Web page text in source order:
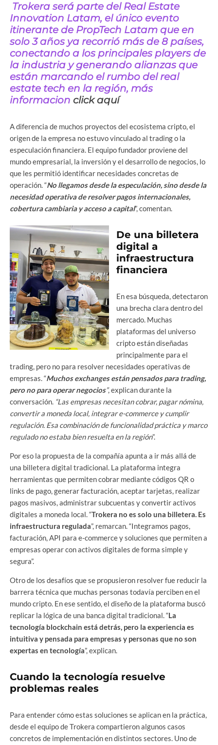
Trokera será parte del Real Estate
Innovation Latam, el único evento
itinerante de PropTech Latam que en
solo 3 años ya recorrió más de 8 países,
conectando a los principales players de
la industria y generando alianzas que
están marcando el rumbo del real
estate tech en la región, más
informacion click aquí
A diferencia de muchos proyectos del ecosistema cripto, el
origen de la empresa no estuvo vinculado al trading o la
especulación financiera. El equipo fundador proviene del
mundo empresarial, la inversión y el desarrollo de negocios, lo
que les permitió identificar necesidades concretas de
operación. “No llegamos desde la especulación, sino desde la
necesidad operativa de resolver pagos internacionales,
cobertura cambiaria y acceso a capital”, comentan.
De una billetera
digital a
infraestructura
financiera
En esa búsqueda, detectaron
una brecha clara dentro del
mercado. Muchas
plataformas del universo
cripto están diseñadas
principalmente para el
trading, pero no para resolver necesidades operativas de
empresas. “Muchos exchanges están pensados para trading,
pero no para operar negocios”, explican durante la
conversación. “Las empresas necesitan cobrar, pagar nómina,
convertir a moneda local, integrar e-commerce y cumplir
regulación. Esa combinación de funcionalidad práctica y marco
regulado no estaba bien resuelta en la región”.
Por eso la propuesta de la compañía apunta a ir más allá de
una billetera digital tradicional. La plataforma integra
herramientas que permiten cobrar mediante códigos QR o
links de pago, generar facturación, aceptar tarjetas, realizar
pagos masivos, administrar subcuentas y convertir activos
digitales a moneda local. “Trokera no es solo una billetera. Es
infraestructura regulada”, remarcan. “Integramos pagos,
facturación, API para e-commerce y soluciones que permiten a
empresas operar con activos digitales de forma simple y
segura”.
Otro de los desafíos que se propusieron resolver fue reducir la
barrera técnica que muchas personas todavía perciben en el
mundo cripto. En ese sentido, el diseño de la plataforma buscó
replicar la lógica de una banca digital tradicional. “La
tecnología blockchain está detrás, pero la experiencia es
intuitiva y pensada para empresas y personas que no son
expertas en tecnología”, explican.
Cuando la tecnología resuelve
problemas reales
Para entender cómo estas soluciones se aplican en la práctica,
desde el equipo de Trokera compartieron algunos casos
concretos de implementación en distintos sectores. Uno de